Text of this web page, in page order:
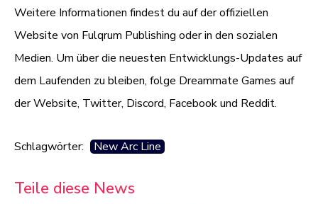
Weitere Informationen findest du auf der offiziellen
Website von Fulqrum Publishing oder in den sozialen
Medien. Um über die neuesten Entwicklungs-Updates auf
dem Laufenden zu bleiben, folge Dreammate Games auf
der Website, Twitter, Discord, Facebook und Reddit.
Schlagwörter: New Arc Line
Teile diese News